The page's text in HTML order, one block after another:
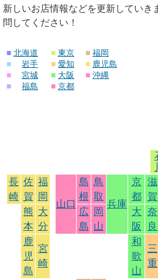
新しいお店情報などを更新していき
問してください！
■ 北海道
■
岩手
■
宮城
■
福島
■ 東京
■ 愛知
■ 大阪
■ 京都
■ 福岡
■ 鹿児島
■ 沖縄
長
崎
佐
賀
福
岡
山口
島
根
鳥
取
兵庫
京
都
滋
賀
熊
本
大
分
広
島
岡
山
大
阪
奈
良
鹿
児
島
宮
崎
和
歌
山
三
重